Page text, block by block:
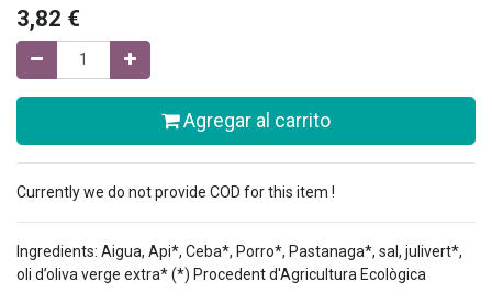
3,82 €
Agregar al carrito
Currently we do not provide COD for this item !
Ingredients: Aigua, Api*, Ceba*, Porro*, Pastanaga*, sal, julivert*,
oli d’oliva verge extra* (*) Procedent d'Agricultura Ecològica